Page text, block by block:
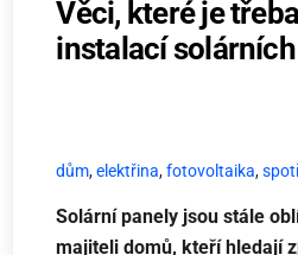
Věci, které je
instalací
dům,elektřina,fotovoltaika,
Solární panely jsou stále
majiteli domů, kteří hledají